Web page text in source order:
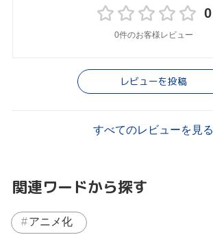
0
0件のお客様レビュー
レビューを投稿
すべてのレビューを見る
関連ワードから探す
アニメ化